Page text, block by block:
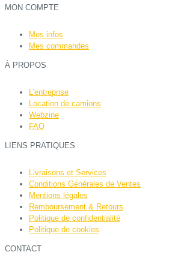
MON COMPTE
Mes infos
Mes commandes
À PROPOS
L’entreprise
Location de camions
Webzine
FAQ
LIENS PRATIQUES
Livraisons et Services
Conditions Générales de Ventes
Mentions légales
Remboursement & Retours
Politique de confidentialité
Politique de cookies
CONTACT